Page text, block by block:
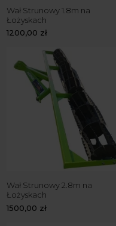
Wał Strunowy 1.8m na
Łożyskach
1200,00 zł
Wał Strunowy 2.8m na
Łożyskach
1500,00 zł